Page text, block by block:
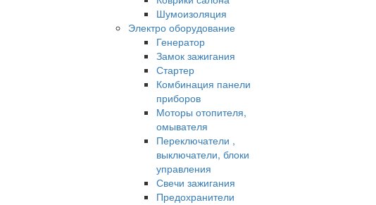
Шумоизоляция
Электро оборудование
Генератор
Замок зажигания
Стартер
Комбинация панели
приборов
Моторы отопителя,
омывателя
Переключатели ,
выключатели, блоки
управления
Свечи зажигания
Предохранители